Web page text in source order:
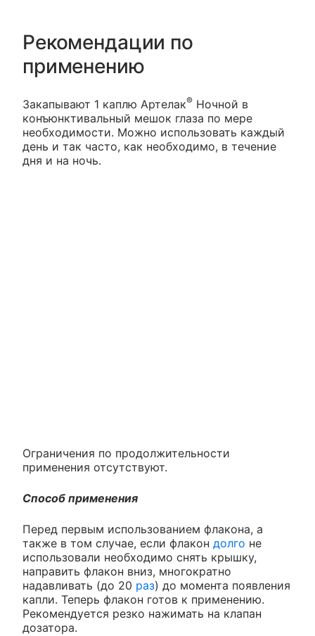
Рекомендации по
применению
Закапывают 1 каплю Артелак® Ночной в
конъюнктивальный мешок глаза по мере
необходимости. Можно использовать каждый
день и так часто, как необходимо, в течение
дня и на ночь.
Ограничения по продолжительности
применения отсутствуют.
Способ применения
Перед первым использованием флакона, а
также в том случае, если флакон долго не
использовали необходимо снять крышку,
направить флакон вниз, многократно
надавливать (до 20 раз) до момента появления
капли. Теперь флакон готов к применению.
Рекомендуется резко нажимать на клапан
дозатора.